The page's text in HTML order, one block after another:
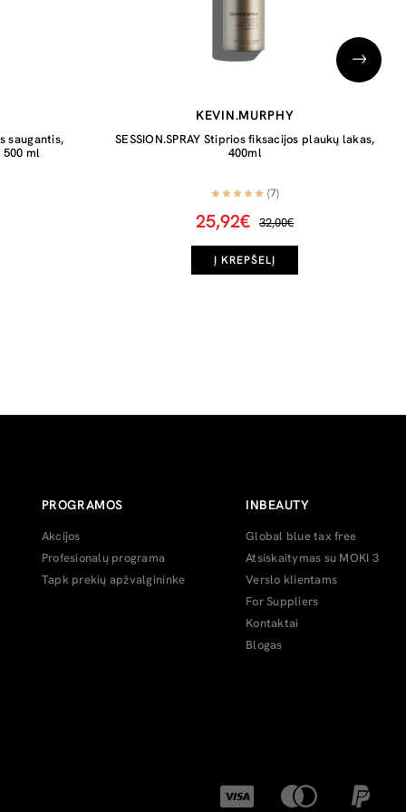
saugantis,
ml
KEVIN.MURPHY
SESSION.SPRAY Stiprios fiksacijos plaukų lakas,
400ml
(7)
25,92€ 32,00€
Į KREPŠELĮ
PROGRAMOS
Akcijos
Profesionalų programa
Tapk prekių apžvalgininke
INBEAUTY
Global blue tax free
Atsiskaitymas su MOKI 3
Verslo klientams
For Suppliers
Kontaktai
Blogas